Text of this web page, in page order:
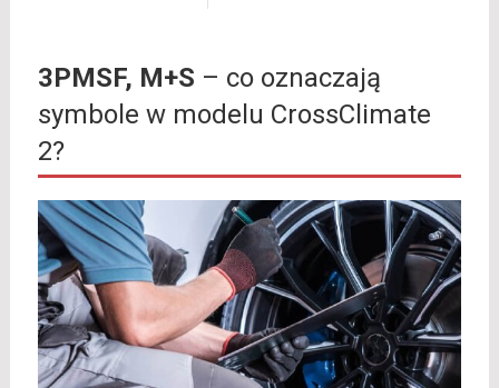
3PMSF, M+S – co oznaczają
symbole w modelu CrossClimate
2?